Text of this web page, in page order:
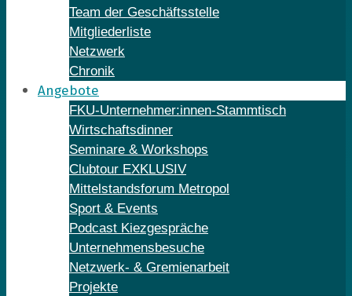
Team der Geschäftsstelle
Mitgliederliste
Netzwerk
Chronik
Angebote
FKU-Unternehmer:innen-Stammtisch
Wirtschaftsdinner
Seminare & Workshops
Clubtour EXKLUSIV
Mittelstandsforum Metropol
Sport & Events
Podcast Kiezgespräche
Unternehmensbesuche
Netzwerk- & Gremienarbeit
Projekte